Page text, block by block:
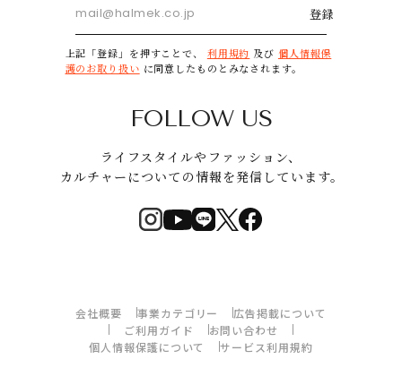
登録
上記「登録」を押すことで、 利用規約 及び 個人情報保
護のお取り扱い に同意したものとみなされます。
FOLLOW US
ライフスタイルやファッション、
カルチャーについての情報を発信しています。
会社概要 事業カテゴリー
広告掲載について
ご利用ガイド
お問い合わせ
個人情報保護について
サービス利用規約